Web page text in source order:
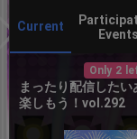
Current
Events
Only 2
まったり配信した
楽しもう！vol.292